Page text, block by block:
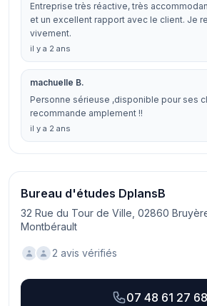
Entreprise très réactive, très
et un excellent rapport avec le client. Je
vivement.
il y a 2 ans
machuelle B.
Personne sérieuse ,disponible pour ses
recommande amplement !!
il y a 2 ans
Bureau d'études DplansB
32 Rue du Tour de Ville, 02860
Montbérault
2 avis vérifiés
07 48 61 27 68